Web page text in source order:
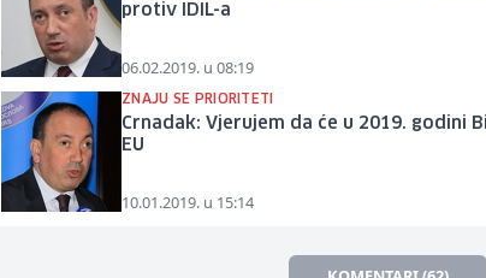
protiv IDIL-a
06.02.2019. u 08:19
ZNAJU SE PRIORITETI
Crnadak: Vjerujem da će u 2019. godini
EU
10.01.2019. u 15:14